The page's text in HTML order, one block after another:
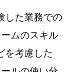
した業務での
ムのスキル
を考慮した